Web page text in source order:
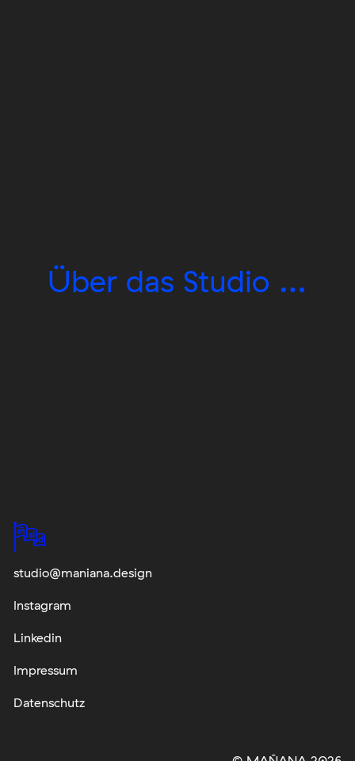
Über das Studio …
studio@maniana.design
Instagram
Linkedin
Impressum
Datenschutz